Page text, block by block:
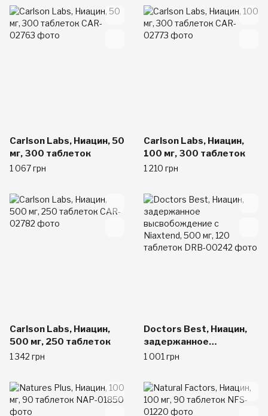
оболонці
Carlson Labs, Ниацин, 50
мг, 300 таблеток
1 067 грн
Carlson Labs, Ниацин,
100 мг, 300 таблеток
1 210 грн
Carlson Labs, Ниацин,
500 мг, 250 таблеток
1 342 грн
Doctors Best, Ниацин,
задержанное
высвобождение с
таблеток
1 001 грн